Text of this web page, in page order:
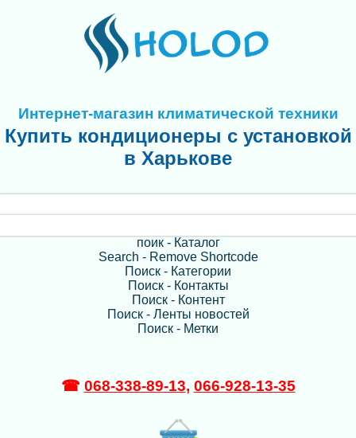
Интернет-магазин климатической техники
Купить кондиционеры с установкой
в Харькове
поик - Каталог
Search - Remove Shortcode
Поиск - Категории
Поиск - Контакты
Поиск - Контент
Поиск - Ленты новостей
Поиск - Метки
☎ 068-338-89-13, 066-928-13-35